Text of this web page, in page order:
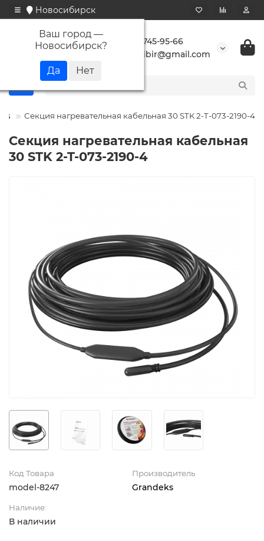
Новосибирск
Ваш город —
Новосибирск?
+7 923 745-95-66
buransibir@gmail.com
Секция нагревательная кабельная 30 STK 2-T-073-2190-4
Секция нагревательная кабельная
30 STK 2-T-073-2190-4
Код Товара
model-8247
Производитель
Grandeks
Наличие:
В наличии